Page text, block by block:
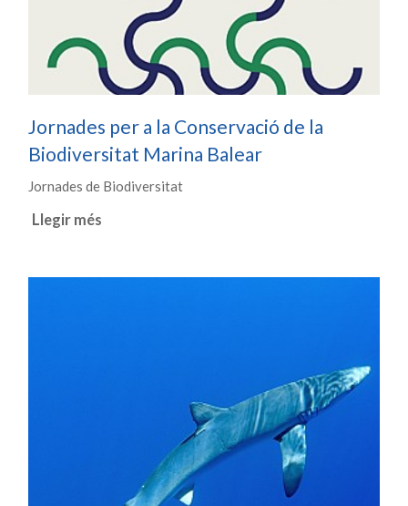
Jornades per a la Conservació de la
Biodiversitat Marina Balear
Jornades de Biodiversitat
Llegir més